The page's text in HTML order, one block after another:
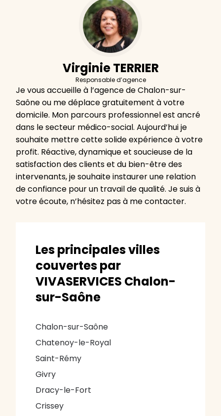
Virginie TERRIER
Responsable d’agence
Je vous accueille à l’agence de Chalon-sur-
Saône ou me déplace gratuitement à votre
domicile. Mon parcours professionnel est ancré
dans le secteur médico-social. Aujourd’hui je
souhaite mettre cette solide expérience à votre
profit. Réactive, dynamique et soucieuse de la
satisfaction des clients et du bien-être des
intervenants, je souhaite instaurer une relation
de confiance pour un travail de qualité. Je suis à
votre écoute, n’hésitez pas à me contacter.
Les principales villes
couvertes par
VIVASERVICES Chalon-
sur-Saône
Chalon-sur-Saône
Chatenoy-le-Royal
Saint-Rémy
Givry
Dracy-le-Fort
Crissey